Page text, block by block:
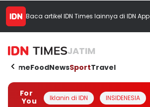
Baca artikel IDN Times lainnya di IDN App
JATIM
HomeFoodNewsSportTravel
For
You
Iklanin di IDN INSIDENESIA